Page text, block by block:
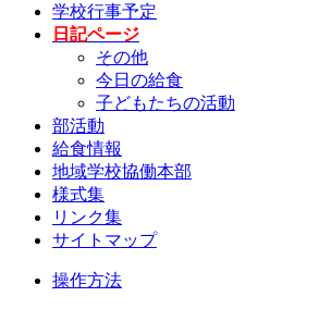
学校行事予定
日記ページ
その他
今日の給食
子どもたちの活動
部活動
給食情報
地域学校協働本部
様式集
リンク集
サイトマップ
操作方法